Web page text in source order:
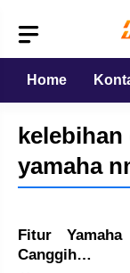
isi
Home
kelebihan
yamaha
Fitur
Canggih…